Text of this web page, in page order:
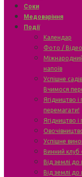
Соки
Медоваріння
Події
Календар
Фото / Відео
Міжнародний
напоїв
Успішне
Вчимося
Ягідництво
перемагати!
Ягідництво і
Успішне
Винний клуб
Від землі до
Від землі до